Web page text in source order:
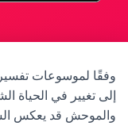
وفقًا لموسوعات تفسير
إلى تغيير في الحياة
والموحش قد يعكس